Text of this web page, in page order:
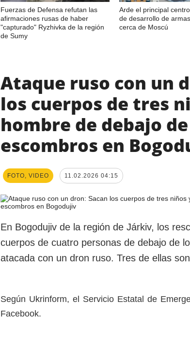
Fuerzas de Defensa refutan las
afirmaciones rusas de haber
"capturado" Ryzhivka de la región
de Sumy
Arde el principal
de desarrollo de
cerca de Moscú
Ataque ruso con un
los cuerpos de tres
hombre de debajo
escombros en
FOTO, VIDEO 11.02.2026 04:15
En Bogodujiv de la región de Járkiv, los
cuerpos de cuatro personas de debajo de
atacada con un dron ruso. Tres de ellas
Según Ukrinform, el Servicio Estatal de
Facebook.